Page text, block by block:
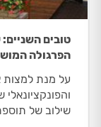
טובים השניים:
הפרגולה
על מנת למצות
שילוב של